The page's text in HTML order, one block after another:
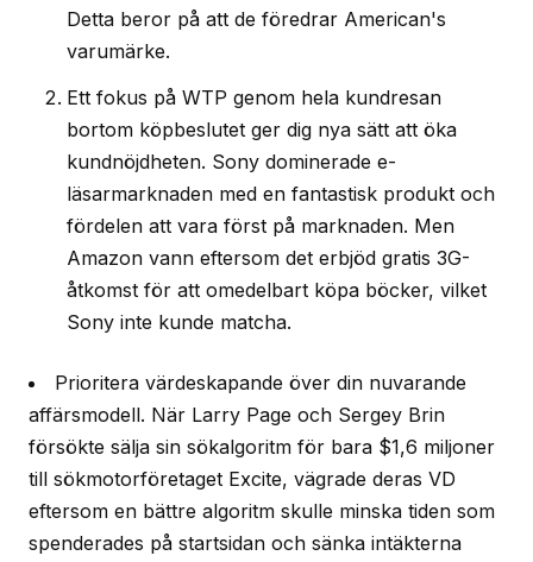
Detta beror på att de föredrar American's
varumärke.
Ett fokus på WTP genom hela kundresan
bortom köpbeslutet ger dig nya sätt att öka
kundnöjdheten. Sony dominerade e-
läsarmarknaden med en fantastisk produkt och
fördelen att vara först på marknaden. Men
Amazon vann eftersom det erbjöd gratis 3G-
åtkomst för att omedelbart köpa böcker, vilket
Sony inte kunde matcha.
Prioritera värdeskapande över din nuvarande
affärsmodell. När Larry Page och Sergey Brin
försökte sälja sin sökalgoritm för bara $1,6 miljoner
till sökmotorföretaget Excite, vägrade deras VD
eftersom en bättre algoritm skulle minska tiden som
spenderades på startsidan och sänka intäkterna